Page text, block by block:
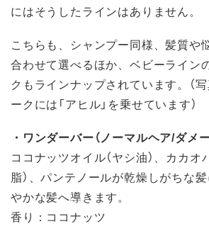
にはそうしたラインはありません。
こちらも、シャンプー同様、髪質や
合わせて選べるほか、ベビーライン
クもラインナップされています。（
ークには「アヒル」を乗せています）
・ワンダーバー（ノーマルヘア/ダメ
ココナッツオイル（ヤシ油）、カカオ
脂）、パンテノールが乾燥しがちな
やかな髪へ導きます。
香り：ココナッツ